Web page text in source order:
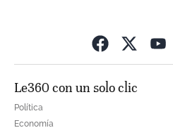
Le360 con un solo clic
Política
Economía